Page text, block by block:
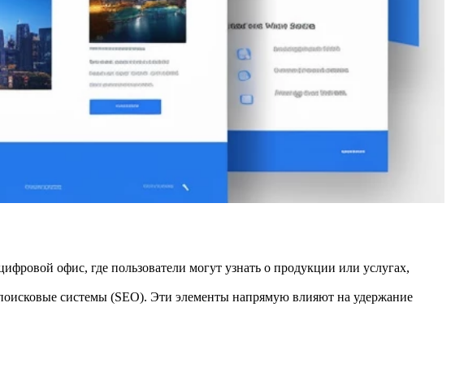
офис, где пользователи могут узнать о продукции или услугах,
системы (SEO). Эти элементы напрямую влияют на удержание